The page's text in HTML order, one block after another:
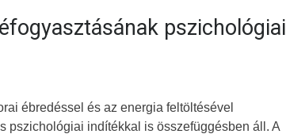
pszichológiai
ébredéssel és az energia feltöltésével
pszichológiai indítékkal is összefüggésben áll. A